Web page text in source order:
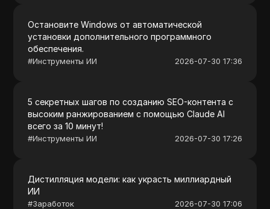
Остановите Windows от автоматической
установки дополнительного программного
обеспечения.
#Инструменты ИИ 2026-07-30 17:36
5 секретных шагов по созданию SEO-контента с
высоким ранжированием с помощью Claude AI
всего за 10 минут!
#Инструменты ИИ 2026-07-30 17:26
Дистилляция модели: как украсть миллиардный
ИИ
#Заработок 2026-07-30 17:06